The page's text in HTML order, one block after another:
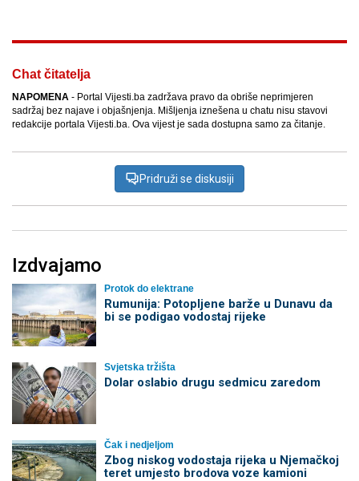
Chat čitatelja
NAPOMENA - Portal Vijesti.ba zadržava pravo da obriše neprimjeren
sadržaj bez najave i objašnjenja. Mišljenja iznešena u chatu nisu stavovi
redakcije portala Vijesti.ba. Ova vijest je sada dostupna samo za čitanje.
Pridruži se diskusiji
Izdvajamo
Protok do elektrane
Rumunija: Potopljene barže u Dunavu da
bi se podigao vodostaj rijeke
Svjetska tržišta
Dolar oslabio drugu sedmicu zaredom
Čak i nedjeljom
Zbog niskog vodostaja rijeka u Njemačkoj
teret umjesto brodova voze kamioni